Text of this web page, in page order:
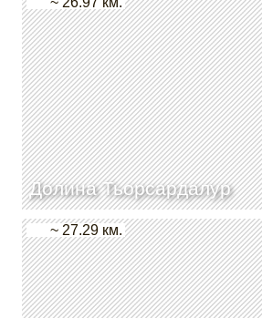
Долина Тьорсардалур
~ 27.29 км.